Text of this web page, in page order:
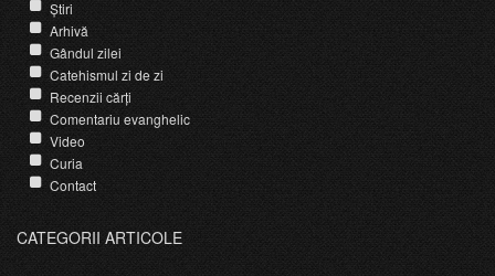
Știri
Arhivă
Gândul zilei
Catehismul zi de zi
Recenzii cărți
Comentariu evanghelic
Video
Curia
Contact
CATEGORII ARTICOLE